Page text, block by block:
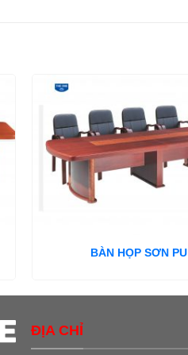
BÀN HỌP SƠN PU
ĐỊA CHỈ